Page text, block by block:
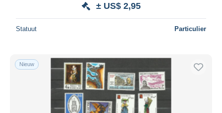
± US$ 2,95
Statuut Particulier
Nieuw